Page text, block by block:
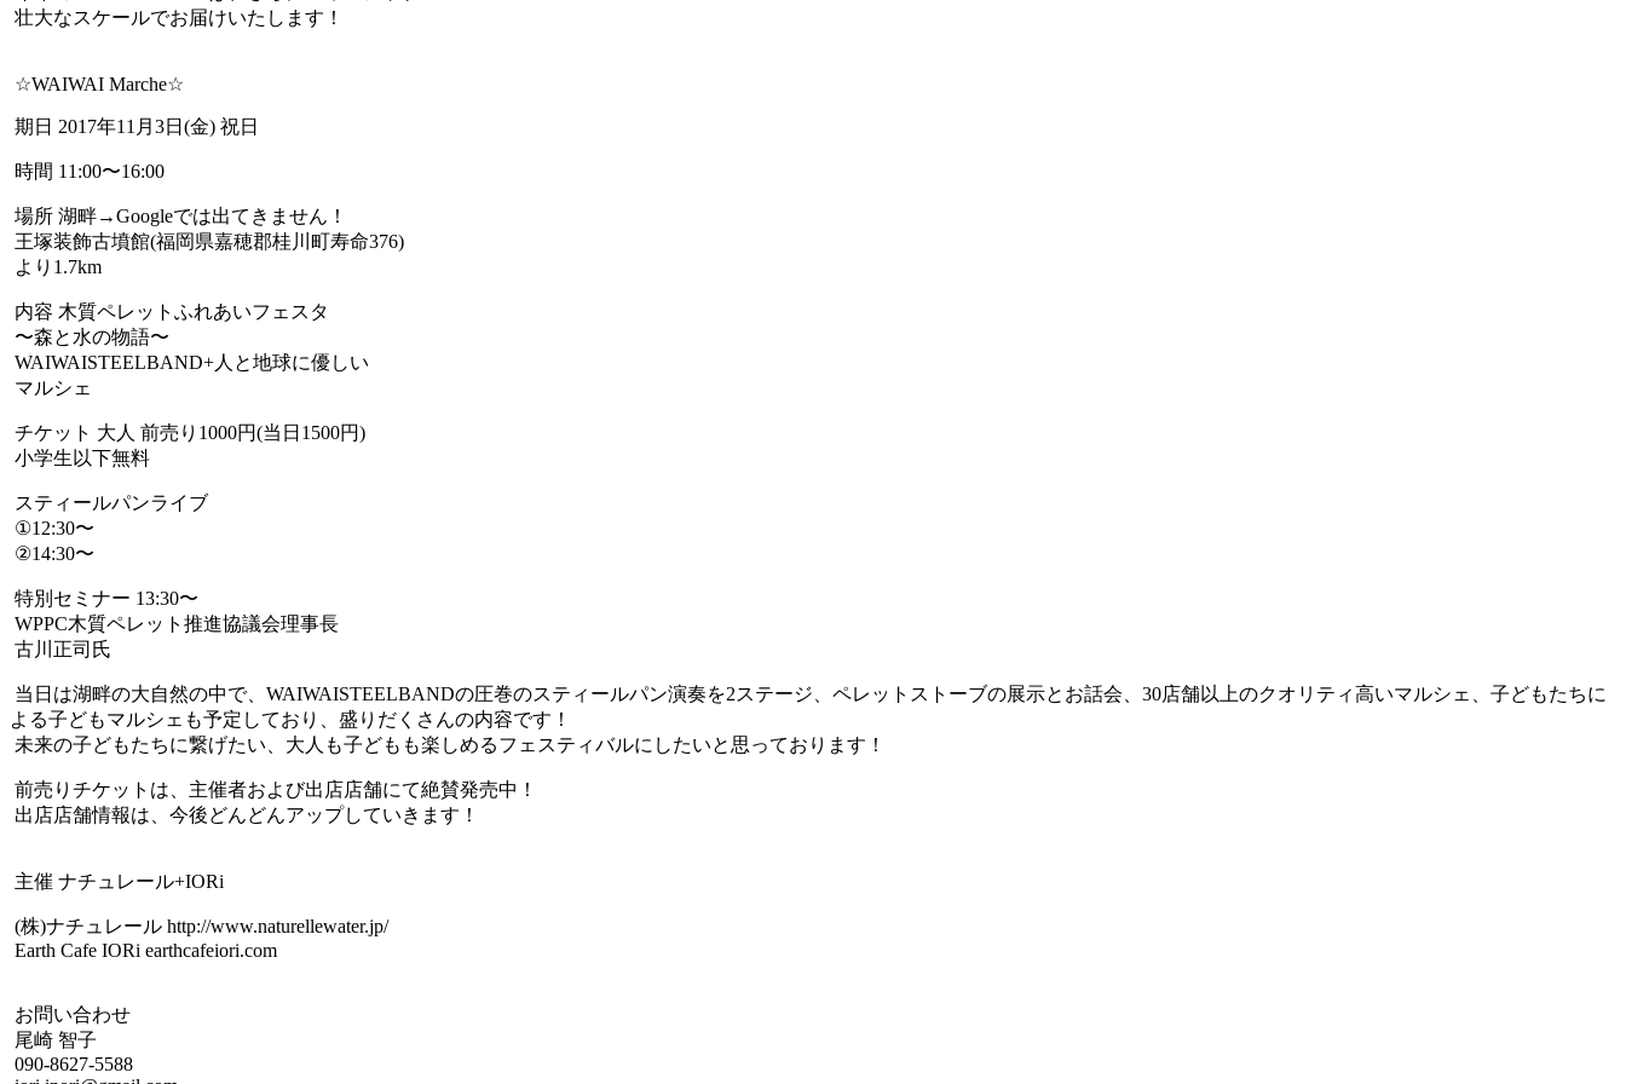
壮大なスケールでお届けいたします！
☆WAIWAI Marche☆
期日 2017年11月3日(金) 祝日
時間 11:00〜16:00
場所 湖畔→Googleでは出てきません！
王塚装飾古墳館(福岡県嘉穂郡桂川町寿命376)
より1.7km
内容 木質ペレットふれあいフェスタ
〜森と水の物語〜
WAIWAISTEELBAND+人と地球に優しい
マルシェ
チケット 大人 前売り1000円(当日1500円)
小学生以下無料
スティールパンライブ
①12:30〜
②14:30〜
特別セミナー 13:30〜
WPPC木質ペレット推進協議会理事長
古川正司氏
当日は湖畔の大自然の中で、WAIWAISTEELBANDの圧巻のスティールパン演奏を2ステージ、ペレットストーブの展示とお話会、30店舗以上のクオリティ高いマルシェ、子どもたちに
よる子どもマルシェも予定しており、盛りだくさんの内容です！
未来の子どもたちに繋げたい、大人も子どもも楽しめるフェスティバルにしたいと思っております！
前売りチケットは、主催者および出店店舗にて絶賛発売中！
出店店舗情報は、今後どんどんアップしていきます！
主催 ナチュレール+IORi
(株)ナチュレール http://www.naturellewater.jp/
Earth Cafe IORi earthcafeiori.com
お問い合わせ
尾崎 智子
090-8627-5588